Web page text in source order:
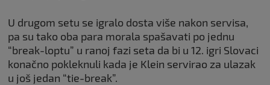
U drugom setu se igralo dosta više nakon servisa,
pa su tako oba para morala spašavati po jednu
“break-loptu” u ranoj fazi seta da bi u 12. igri Slovaci
konačno pokleknuli kada je Klein servirao za ulazak
u još jedan “tie-break”.